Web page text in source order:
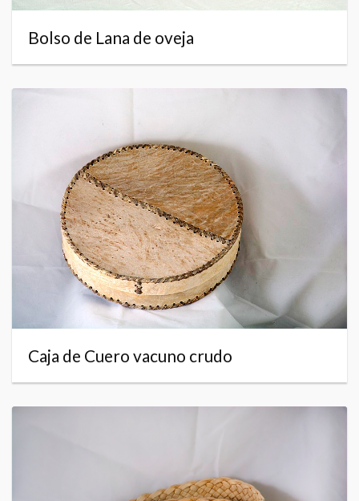
Bolso de Lana de oveja
Caja de Cuero vacuno crudo